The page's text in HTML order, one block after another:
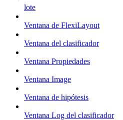
lote
Ventana de FlexiLayout
Ventana del clasificador
Ventana Propiedades
Ventana Image
Ventana de hipótesis
Ventana Log del clasificador